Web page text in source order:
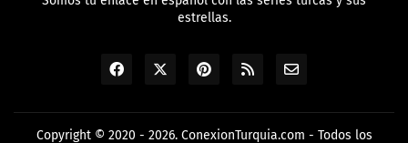
estrellas.
Copyright © 2020 - 2026. ConexionTurquia.com - Todos los